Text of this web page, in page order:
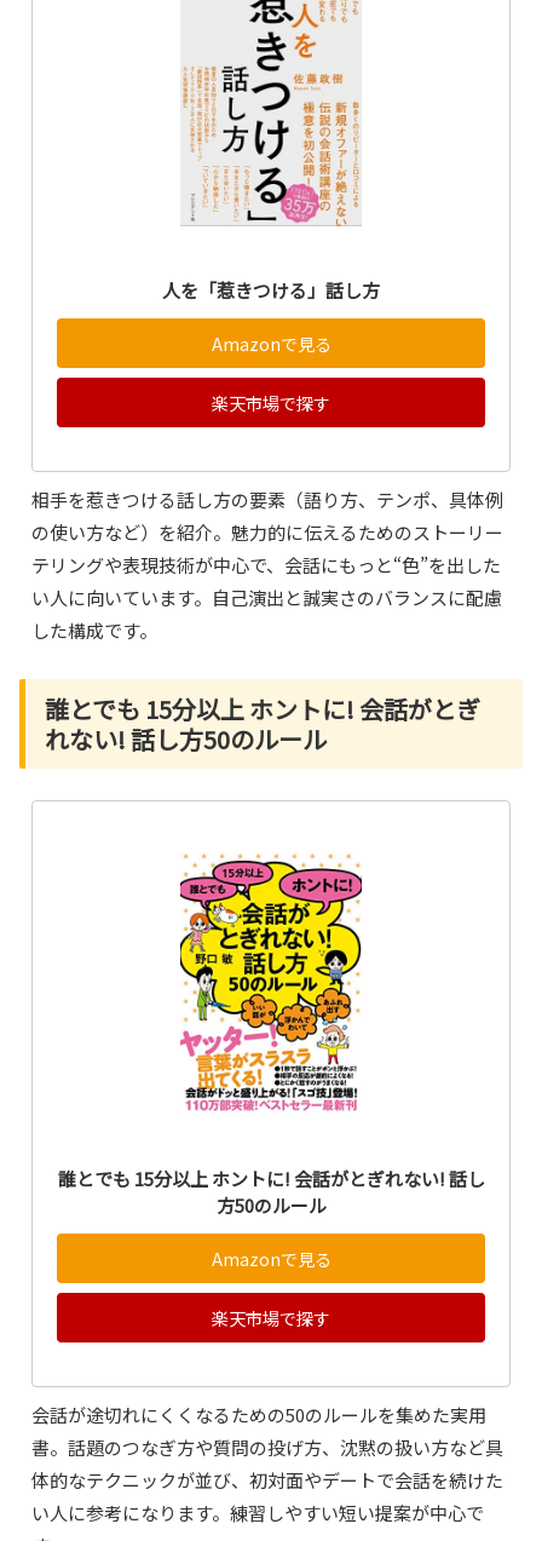
人を「惹きつける」話し方
Amazonで見る
楽天市場で探す
相手を惹きつける話し方の要素（語り方、テンポ、具体例
の使い方など）を紹介。魅力的に伝えるためのストーリー
テリングや表現技術が中心で、会話にもっと“色”を出した
い人に向いています。自己演出と誠実さのバランスに配慮
した構成です。
誰とでも 15分以上 ホントに! 会話がとぎ
れない! 話し方50のルール
誰とでも 15分以上 ホントに! 会話がとぎれない! 話し
方50のルール
Amazonで見る
楽天市場で探す
会話が途切れにくくなるための50のルールを集めた実用
書。話題のつなぎ方や質問の投げ方、沈黙の扱い方など具
体的なテクニックが並び、初対面やデートで会話を続けた
い人に参考になります。練習しやすい短い提案が中心で